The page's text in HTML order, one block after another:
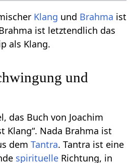
Klang und Brahma ist
ist letztendlich das
als Klang.
und
das Buch von Joachim
Klang“. Nada Brahma ist
demTantra. Tantra ist eine
spirituelle Richtung, in